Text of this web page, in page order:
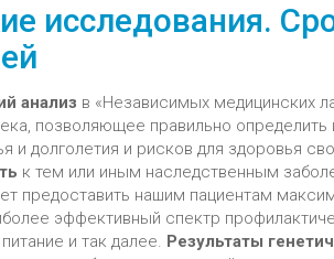
исследования.
анализ в «Независимых медицинских
позволяющее правильно
и долголетия и рисков для здоровья
к тем или иным наследственным
предоставить нашим пациентам
эффективный спектр
и так далее. Результаты